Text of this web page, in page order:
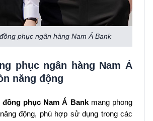
phục ngân hàng Nam Á Bank
phục ngân hàng Nam Á
năng động
đồng phục Nam Á Bank mang phong
động, phù hợp sử dụng trong các